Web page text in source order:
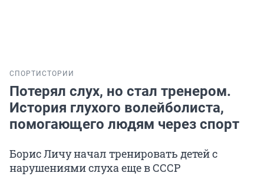
СПОРТ ИСТОРИИ
Потерял слух, но стал тренером.
История глухого волейболиста,
помогающего людям через спорт
Борис Личу начал тренировать детей с
нарушениями слуха еще в СССР